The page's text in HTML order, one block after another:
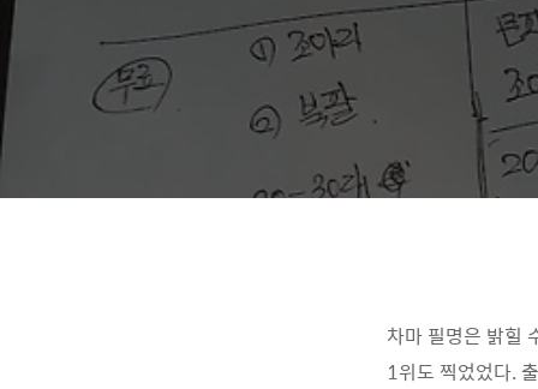
차마 필명은 밝힐
1위도 찍었었다.